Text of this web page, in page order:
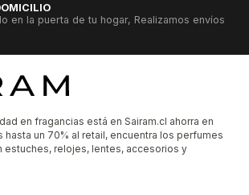
en la puerta de tu hogar, Realizamos envíos
en fragancias está en Sairam.cl ahorra en
hasta un 70% al retail, encuentra los perfumes
estuches, relojes, lentes, accesorios y